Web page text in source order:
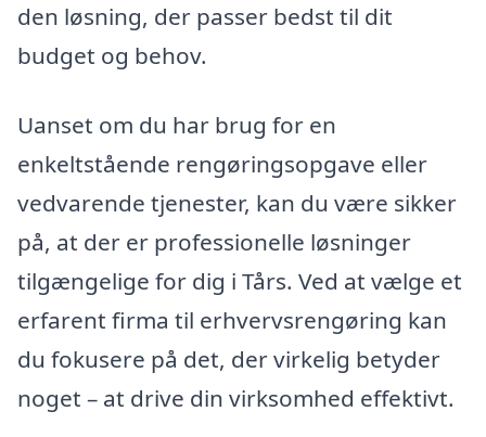
den løsning, der passer bedst til dit
budget og behov.
Uanset om du har brug for en
enkeltstående rengøringsopgave eller
vedvarende tjenester, kan du være sikker
på, at der er professionelle løsninger
tilgængelige for dig i Tårs. Ved at vælge et
erfarent firma til erhvervsrengøring kan
du fokusere på det, der virkelig betyder
noget – at drive din virksomhed effektivt.